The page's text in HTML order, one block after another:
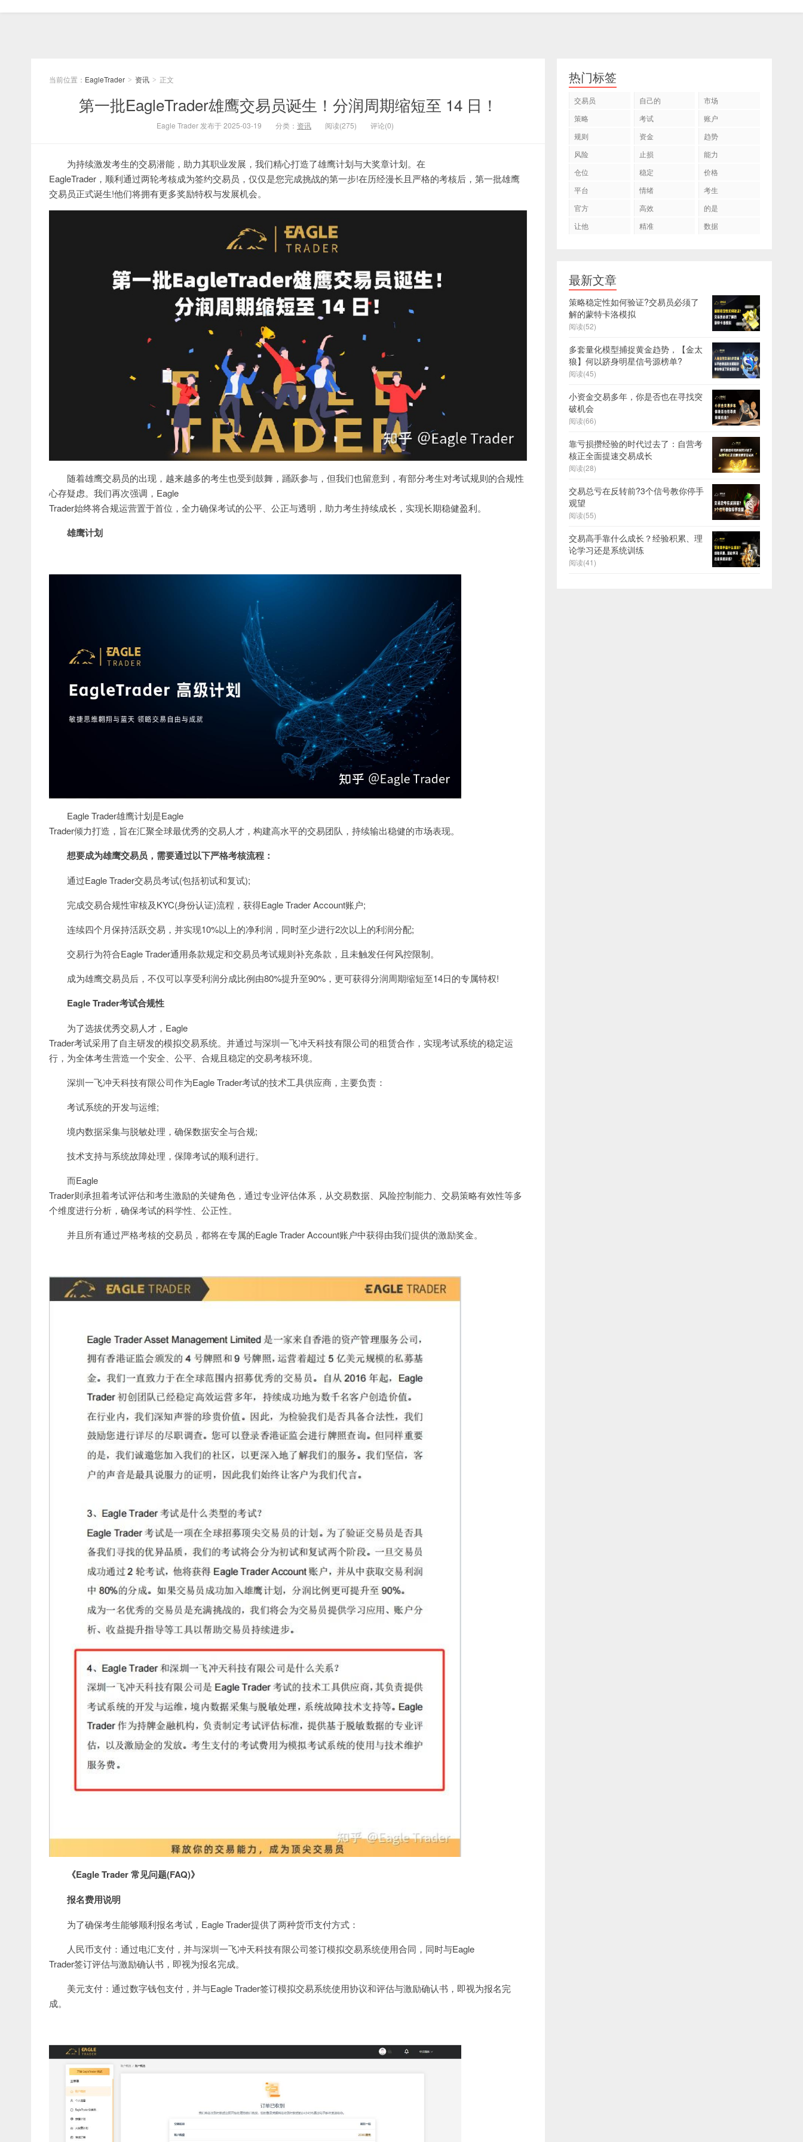
当前位置： EagleTrader > 资讯 > 正文
第一批EagleTrader雄鹰交易员诞生！分润周期缩短至 14 日！
Eagle Trader 发布于 2025-03-19 分类： 资讯 阅读(275) 评论(0)
为持续激发考生的交易潜能，助力其职业发展，我们精心打造了雄鹰计划与大奖章计划。在
EagleTrader，顺利通过两轮考核成为签约交易员，仅仅是您完成挑战的第一步!在历经漫长且严格的考核后，第一批雄鹰
交易员正式诞生!他们将拥有更多奖励特权与发展机会。
随着雄鹰交易员的出现，越来越多的考生也受到鼓舞，踊跃参与，但我们也留意到，有部分考生对考试规则的合规性
心存疑虑。我们再次强调，Eagle
Trader始终将合规运营置于首位，全力确保考试的公平、公正与透明，助力考生持续成长，实现长期稳健盈利。
雄鹰计划
Eagle Trader雄鹰计划是Eagle
Trader倾力打造，旨在汇聚全球最优秀的交易人才，构建高水平的交易团队，持续输出稳健的市场表现。
想要成为雄鹰交易员，需要通过以下严格考核流程：
通过Eagle Trader交易员考试(包括初试和复试);
完成交易合规性审核及KYC(身份认证)流程，获得Eagle Trader Account账户;
连续四个月保持活跃交易，并实现10%以上的净利润，同时至少进行2次以上的利润分配;
交易行为符合Eagle Trader通用条款规定和交易员考试规则补充条款，且未触发任何风控限制。
成为雄鹰交易员后，不仅可以享受利润分成比例由80%提升至90%，更可获得分润周期缩短至14日的专属特权!
Eagle Trader考试合规性
为了选拔优秀交易人才，Eagle
Trader考试采用了自主研发的模拟交易系统。并通过与深圳一飞冲天科技有限公司的租赁合作，实现考试系统的稳定运
行，为全体考生营造一个安全、公平、合规且稳定的交易考核环境。
深圳一飞冲天科技有限公司作为Eagle Trader考试的技术工具供应商，主要负责：
考试系统的开发与运维;
境内数据采集与脱敏处理，确保数据安全与合规;
技术支持与系统故障处理，保障考试的顺利进行。
而Eagle
Trader则承担着考试评估和考生激励的关键角色，通过专业评估体系，从交易数据、风险控制能力、交易策略有效性等多
个维度进行分析，确保考试的科学性、公正性。
并且所有通过严格考核的交易员，都将在专属的Eagle Trader Account账户中获得由我们提供的激励奖金。
《Eagle Trader 常见问题(FAQ)》
报名费用说明
为了确保考生能够顺利报名考试，Eagle Trader提供了两种货币支付方式：
人民币支付：通过电汇支付，并与深圳一飞冲天科技有限公司签订模拟交易系统使用合同，同时与Eagle
Trader签订评估与激励确认书，即视为报名完成。
美元支付：通过数字钱包支付，并与Eagle Trader签订模拟交易系统使用协议和评估与激励确认书，即视为报名完
成。
热门标签
交易员 自己的
市场
策略
考试
账户
规则
资金
趋势
风险
止损
能力
仓位
稳定
价格
平台
情绪
考生
官方
高效
的是
让他
精准 数据
最新文章
策略稳定性如何验证?交易员必须了
解的蒙特卡洛模拟
阅读(52)
多套量化模型捕捉黄金趋势，【金太
狼】何以跻身明星信号源榜单?
阅读(45)
小资金交易多年，你是否也在寻找突
破机会
阅读(66)
靠亏损攒经验的时代过去了：自营考
核正全面提速交易成长
阅读(28)
交易总亏在反转前?3个信号教你停手
观望
阅读(55)
交易高手靠什么成长？经验积累、理
论学习还是系统训练
阅读(41)